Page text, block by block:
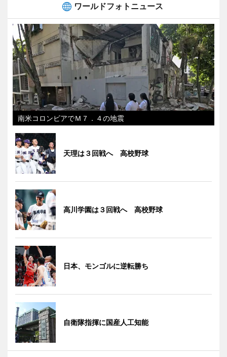
ワールドフォトニュース
南米コロンビアでＭ７．４の地震
天理は３回戦へ 高校野球
高川学園は３回戦へ 高校野球
日本、モンゴルに逆転勝ち
自衛隊指揮に国産人工知能